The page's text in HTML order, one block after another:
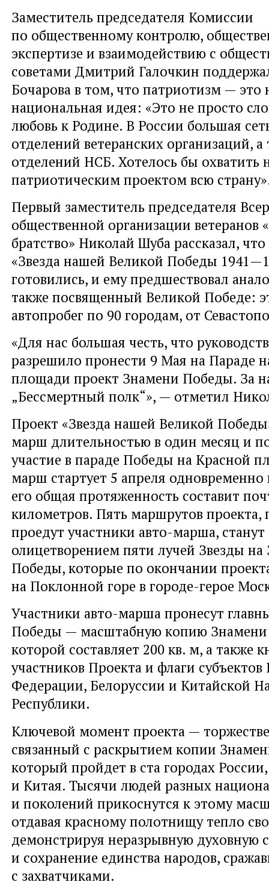
Заместитель председателя Комиссии
по общественному контролю,
экспертизе и взаимодействию с
советами Дмитрий Галочкин
Бочарова в том, что патриотизм — это
национальная идея: «Это не просто
любовь к Родине. В России большая
отделений ветеранских организаций,
отделений НСБ. Хотелось бы
патриотическим проектом всю
Первый заместитель председателя
общественной организации ветеранов
братство» Николай Шуба рассказал,
«Звезда нашей Великой Победы
готовились, и ему предшествовал
также посвященный Великой Победе:
автопробег по 90 городам, от
«Для нас большая честь, что
разрешило пронести 9 Мая на Параде
площади проект Знамени Победы. За
„Бессмертный полк“», — отметил
Проект «Звезда нашей Великой
марш длительностью в один месяц и
участие в параде Победы на Красной
марш стартует 5 апреля одновременно
его общая протяженность составит
километров. Пять маршрутов
проедут участники авто-марша, станут
олицетворением пяти лучей Звезды
Победы, которые по окончании
на Поклонной горе в городе-герое
Участники авто-марша пронесут
Победы — масштабную копию
которой составляет 200 кв. м, а также
участников Проекта и флаги субъектов
Федерации, Белоруссии и Китайской
Республики.
Ключевой момент проекта —
связанный с раскрытием копии
который пройдет в ста городах
и Китая. Тысячи людей разных
и поколений прикоснутся к этому
отдавая красному полотнищу тепло
демонстрируя неразрывную духовную
и сохранение единства народов,
с захватчиками.